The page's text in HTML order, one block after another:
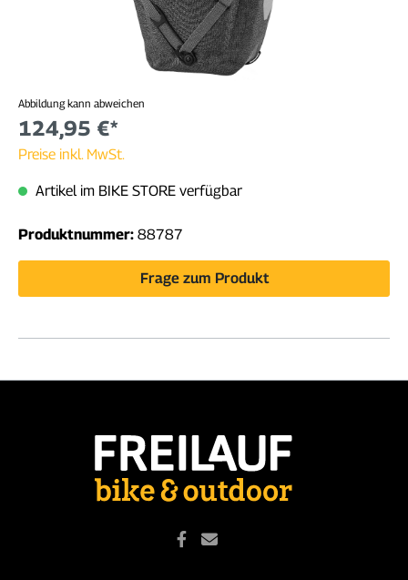
Abbildung kann abweichen
124,95 €*
Preise inkl. MwSt.
Artikel im BIKE STORE verfügbar
Produktnummer: 88787
Frage zum Produkt